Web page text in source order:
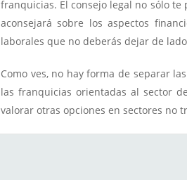
franquicias. El consejo legal no sólo
aconsejará sobre los aspectos
laborales que no deberás dejar de
Como ves, no hay forma de separar
las franquicias orientadas al sector
valorar otras opciones en sectores no